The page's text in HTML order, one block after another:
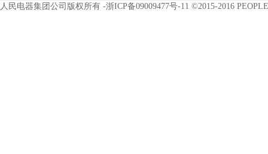
人民电器集团公司版权所有 -浙ICP备09009477号-11 ©2015-2016